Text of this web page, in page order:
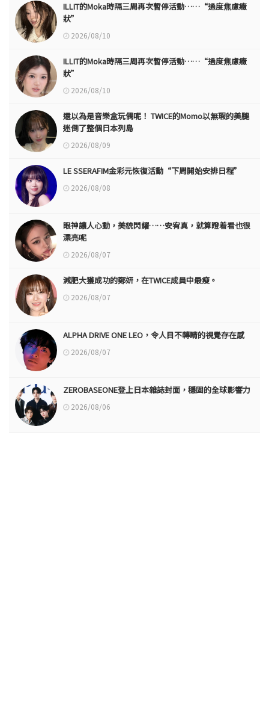
ILLIT的Moka時隔三周再次暫停活動……“過度焦慮癥
狀”
2026/08/10
ILLIT的Moka時隔三周再次暫停活動……“過度焦慮癥
狀”
2026/08/10
還以為是音樂盒玩偶呢！ TWICE的Momo以無瑕的美腿
迷倒了整個日本列島
2026/08/09
LE SSERAFIM金彩元恢復活動“下周開始安排日程”
2026/08/08
眼神讓人心動，美貌閃耀……安宥真，就算瞪着看也很
漂亮呢
2026/08/07
減肥大獲成功的鄭妍，在TWICE成員中最瘦。
2026/08/07
ALPHA DRIVE ONE LEO，令人目不轉睛的視覺存在感
2026/08/07
ZEROBASEONE登上日本雜誌封面，穩固的全球影響力
2026/08/06